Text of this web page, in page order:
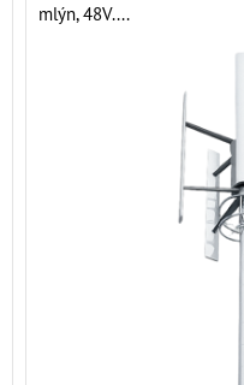
mlýn, 48V....